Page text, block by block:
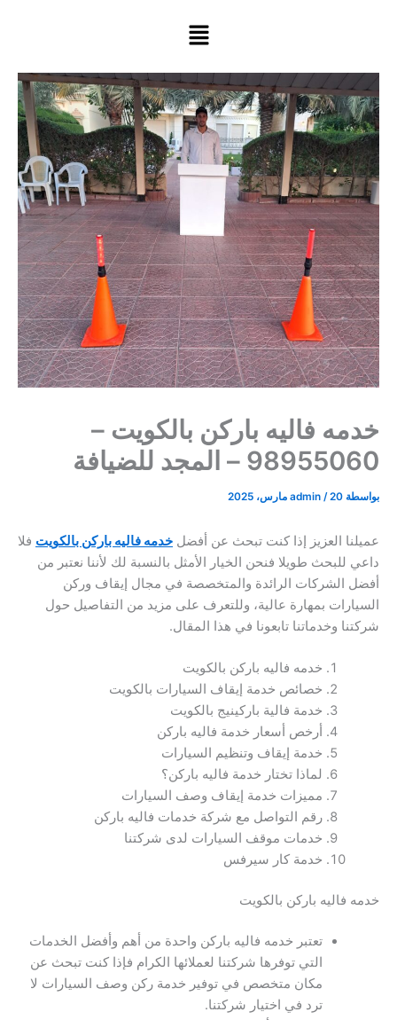
خدمه فاليه باركن بالكويت –
98955060 – المجد للضيافة
بواسطة admin /20 مارس، 2025
عميلنا العزيز إذا كنت تبحث عن أفضل خدمه فاليه باركن بالكويت فلا
داعي للبحث طويلا فنحن الخيار الأمثل بالنسبة لك لأننا نعتبر من
أفضل الشركات الرائدة والمتخصصة في مجال إيقاف وركن
السيارات بمهارة عالية، وللتعرف على مزيد من التفاصيل حول
شركتنا وخدماتنا تابعونا في هذا المقال.
خدمه فاليه باركن بالكويت
خصائص خدمة إيقاف السيارات بالكويت
خدمة فالية باركينيج بالكويت
أرخص أسعار خدمة فاليه باركن
خدمة إيقاف وتنظيم السيارات
لماذا تختار خدمة فاليه باركن؟
مميزات خدمة إيقاف وصف السيارات
رقم التواصل مع شركة خدمات فاليه باركن
خدمات موقف السيارات لدى شركتنا
خدمة كار سيرفس
خدمه فاليه باركن بالكويت
تعتبر خدمه فاليه باركن واحدة من أهم وأفضل الخدمات
التي توفرها شركتنا لعملائها الكرام فإذا كنت تبحث عن
مكان متخصص في توفير خدمة ركن وصف السيارات لا
ترد في اختيار شركتنا.